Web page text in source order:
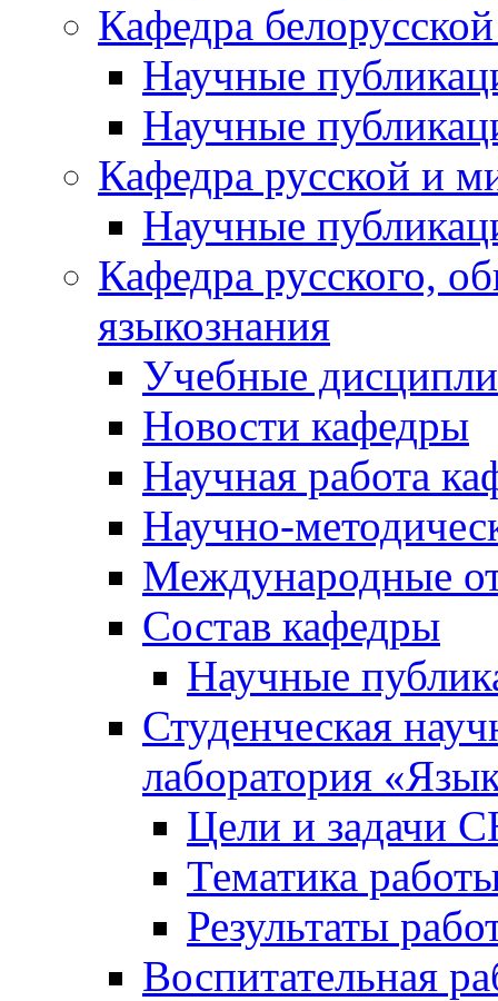
Кафедра
Научные
Научные
Кафедра русской и
Научные
Кафедра русского,
языкознания
Учебные
Новости кафедры
Научная работа
Научно-
Международные
Состав кафедры
Научные
Студенческая
лаборатория
Цели и задачи
Тематика
Результаты
Воспитательная